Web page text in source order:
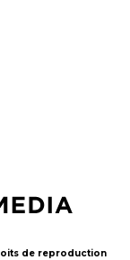
de reproduction